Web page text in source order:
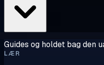
Guides og holdet bag den
LÆR